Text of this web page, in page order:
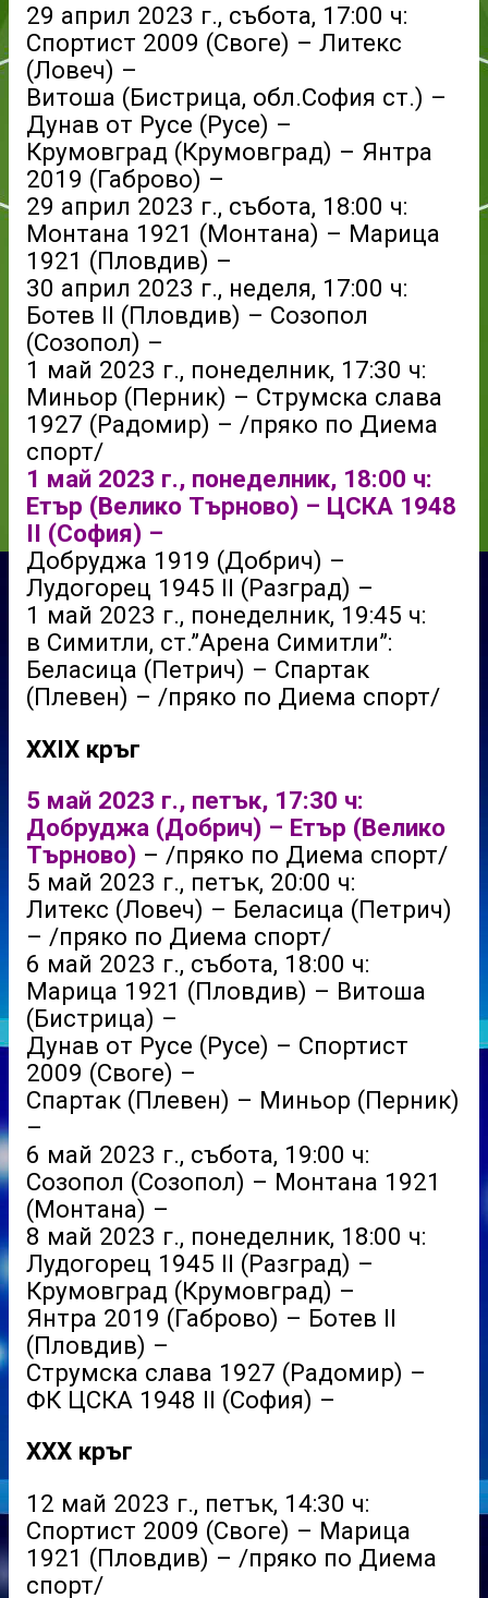
29 април 2023 г., събота, 17:00 ч:
Спортист 2009 (Своге) – Литекс
(Ловеч) –
Витоша (Бистрица, обл.София ст.) –
Дунав от Русе (Русе) –
Крумовград (Крумовград) – Янтра
2019 (Габрово) –
29 април 2023 г., събота, 18:00 ч:
Монтана 1921 (Монтана) – Марица
1921 (Пловдив) –
30 април 2023 г., неделя, 17:00 ч:
Ботев II (Пловдив) – Созопол
(Созопол) –
1 май 2023 г., понеделник, 17:30 ч:
Миньор (Перник) – Струмска слава
1927 (Радомир) – /пряко по Диема
спорт/
1 май 2023 г., понеделник, 18:00 ч:
Етър (Велико Търново) – ЦСКА 1948
II (София) –
Добруджа 1919 (Добрич) –
Лудогорец 1945 II (Разград) –
1 май 2023 г., понеделник, 19:45 ч:
в Симитли, ст.”Арена Симитли”:
Беласица (Петрич) – Спартак
(Плевен) – /пряко по Диема спорт/
XXIX кръг
5 май 2023 г., петък, 17:30 ч:
Добруджа (Добрич) – Етър (Велико
Търново) – /пряко по Диема спорт/
5 май 2023 г., петък, 20:00 ч:
Литекс (Ловеч) – Беласица (Петрич)
– /пряко по Диема спорт/
6 май 2023 г., събота, 18:00 ч:
Марица 1921 (Пловдив) – Витоша
(Бистрица) –
Дунав от Русе (Русе) – Спортист
2009 (Своге) –
Спартак (Плевен) – Миньор (Перник)
–
6 май 2023 г., събота, 19:00 ч:
Созопол (Созопол) – Монтана 1921
(Монтана) –
8 май 2023 г., понеделник, 18:00 ч:
Лудогорец 1945 II (Разград) –
Крумовград (Крумовград) –
Янтра 2019 (Габрово) – Ботев II
(Пловдив) –
Струмска слава 1927 (Радомир) –
ФК ЦСКА 1948 II (София) –
XXX кръг
12 май 2023 г., петък, 14:30 ч:
Спортист 2009 (Своге) – Марица
1921 (Пловдив) – /пряко по Диема
спорт/